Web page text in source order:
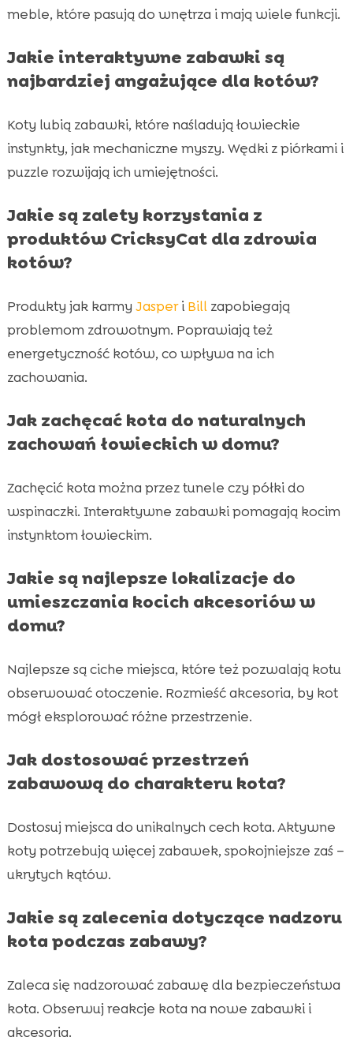
meble, które pasują do wnętrza i mają wiele funkcji.
Jakie interaktywne zabawki są
najbardziej angażujące dla kotów?
Koty lubią zabawki, które naśladują łowieckie
instynkty, jak mechaniczne myszy. Wędki z piórkami i
puzzle rozwijają ich umiejętności.
Jakie są zalety korzystania z
produktów CricksyCat dla zdrowia
kotów?
Produkty jak karmy Jasperi Billzapobiegają
problemom zdrowotnym. Poprawiają też
energetyczność kotów, co wpływa na ich
zachowania.
Jak zachęcać kota do naturalnych
zachowań łowieckich w domu?
Zachęcić kota można przez tunele czy półki do
wspinaczki. Interaktywne zabawki pomagają kocim
instynktom łowieckim.
Jakie są najlepsze lokalizacje do
umieszczania kocich akcesoriów w
domu?
Najlepsze są ciche miejsca, które też pozwalają kotu
obserwować otoczenie. Rozmieść akcesoria, by kot
mógł eksplorować różne przestrzenie.
Jak dostosować przestrzeń
zabawową do charakteru kota?
Dostosuj miejsca do unikalnych cech kota. Aktywne
koty potrzebują więcej zabawek, spokojniejsze zaś –
ukrytych kątów.
Jakie są zalecenia dotyczące nadzoru
kota podczas zabawy?
Zaleca się nadzorować zabawę dla bezpieczeństwa
kota. Obserwuj reakcje kota na nowe zabawki i
akcesoria.